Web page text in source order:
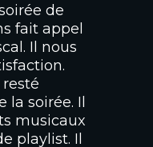
de
fait appel
Il nous
la soirée. Il
musicaux
playlist. Il